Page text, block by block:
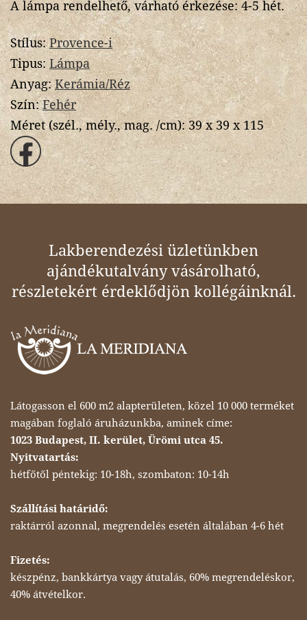
A lámpa rendelhető, várható érkezése: 4-5 hét.
Stílus:Provence-i
Tipus:Lámpa
Anyag:Kerámia/Réz
Szín:Fehér
Méret (szél., mély., mag. /cm):39 x 39 x 115
Lakberendezési üzletünkben
ajándékutalvány vásárolható,
részletekért érdeklődjön kollégáinknál.
Látogasson el 600 m2 alapterületen, közel 10 000 terméket
magában foglaló áruházunkba, aminek címe:
1023 Budapest, II. kerület, Ürömi utca 45.
Nyitvatartás:
hétfőtől péntekig: 10-18h, szombaton: 10-14h
Szállítási határidő:
raktárról azonnal, megrendelés esetén általában 4-6 hét
Fizetés:
készpénz, bankkártya vagy átutalás, 60% megrendeléskor,
40% átvételkor.